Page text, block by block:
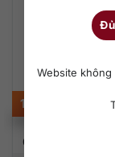
Website
Chateau
12.400.000